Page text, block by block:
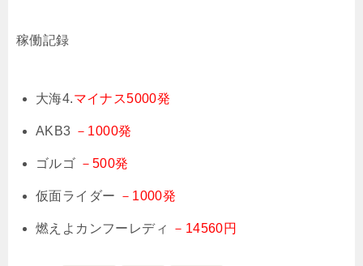
稼働記録
大海4.マイナス5000発
AKB3 －1000発
ゴルゴ －500発
仮面ライダー －1000発
燃えよカンフーレディ －14560円